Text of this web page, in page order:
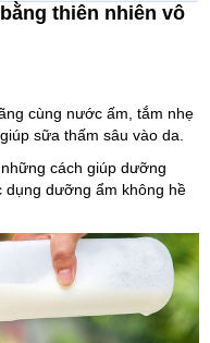
thiên nhiên vô
cùng nước ấm, tắm nhẹ
sữa thấm sâu vào da.
cách giúp dưỡng
dụng dưỡng ẩm không hề